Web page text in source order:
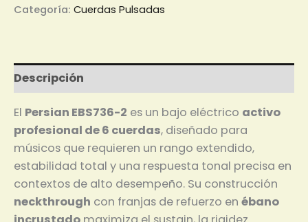
Categoría: Cuerdas Pulsadas
Descripción
El Persian EBS736-2 es un bajo eléctrico activo
profesional de 6 cuerdas, diseñado para
músicos que requieren un rango extendido,
estabilidad total y una respuesta tonal precisa en
contextos de alto desempeño. Su construcción
neckthrough con franjas de refuerzo en ébano